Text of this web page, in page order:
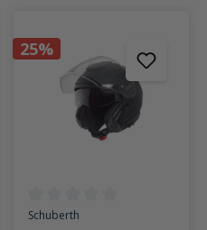
0 von 5 Sternen
25%
Durchschnittliche Bewertung
Schuberth